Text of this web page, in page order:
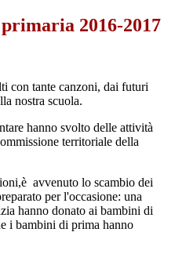
2016-2017
con tante canzoni, dai futuri
nostra scuola.
hanno svolto delle attività
territoriale della
avvenuto lo scambio dei
per l'occasione: una
hanno donato ai bambini di
i bambini di prima hanno